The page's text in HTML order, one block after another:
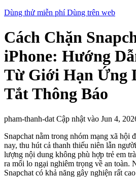
Dùng thử miễn phíDùng trên web
Cách Chặn
iPhone: Hướng
Từ Giới Hạn Ứng
Tắt Thông Báo
pham-thanh-dat Cập nhật vào Jun 4,
Snapchat nằm trong nhóm mạng xã hội
nay, thu hút cả thanh thiếu niên lẫn
lượng nội dung không phù hợp trẻ em
ra mối lo ngại nghiêm trọng về an toàn.
Snapchat có khả năng gây nghiện rất